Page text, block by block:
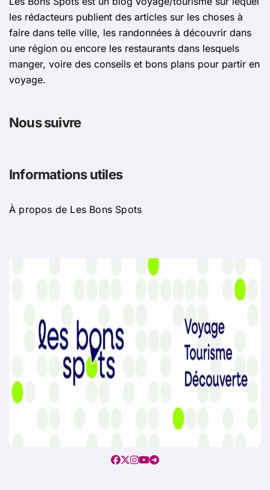
les rédacteurs publient des articles sur les choses à
faire dans telle ville, les randonnées à découvrir dans
une région ou encore les restaurants dans lesquels
manger, voire des conseils et bons plans pour partir en
voyage.
Nous suivre
Informations utiles
À propos de Les Bons Spots